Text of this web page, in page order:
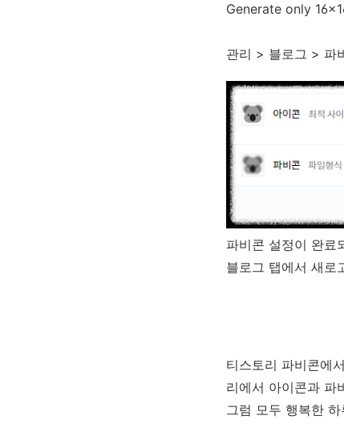
Generate only
관리 > 블로그 > 파
파비콘 설정이 완료
블로그 탭에서 새로
티스토리 파비콘에
리에서 아이콘과 파
그럼 모두 행복한